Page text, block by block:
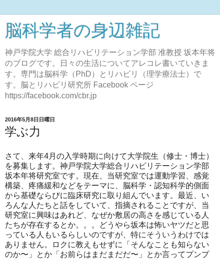
脳科学者の身辺雑記
神戸学院大学 総合リハビリテーション学部 准教授 坂本年将
のブログです。日々の生活についてアレコレ書いていきま
す。専門は脳科学（PhD）とリハビリ（理学療法士）で
す。脳とリハビリ研究所 Facebook ページ
https://facebook.com/cbr.jp
2016年5月8日日曜日
学ぶ力
さて、来年4月の入学時期に向けて大学院生（修士・博士）
を募集します。神戸学院大学総合リハビリテーション学部
坂本年将研究室です。現在、当研究室では運動学習、感覚
構築、疼痛緩和などをテーマに、脳科学・認知科学的側面
から基礎ならびに臨床研究に取り組んでいます。最近、い
ろんな人たちと話をしていて、指摘されることですが、当
研究室に興味はあれど、なぜか敷居の高さを感じている人
たちが存在するとか。。。どうやら坂本は怖いヤツだと思
っている人もいるらしいのですが、特にそういうわけでは
ありません。ロクに教えもせずに「そんなことも知らない
のか〜」とか「お前らはまだまだだ〜」とか言ってプンプ